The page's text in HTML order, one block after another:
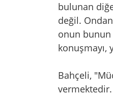
bulunan
değil.
onun bunun
konuşmayı,
Bahçeli,
vermektedir.